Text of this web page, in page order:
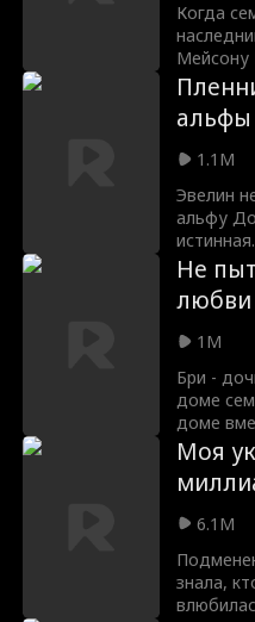
Когда
Мейсону
сбегает
милым и
который
взгляда.
его
ставит
чтобы
альфы
1.1M
Эвелин
альфу
выбрала
терпит
пугает
желать
Не
любви
1M
Бри -
доме
доме
девушка
из‑за
лишь
Моя
6.1M
знала,